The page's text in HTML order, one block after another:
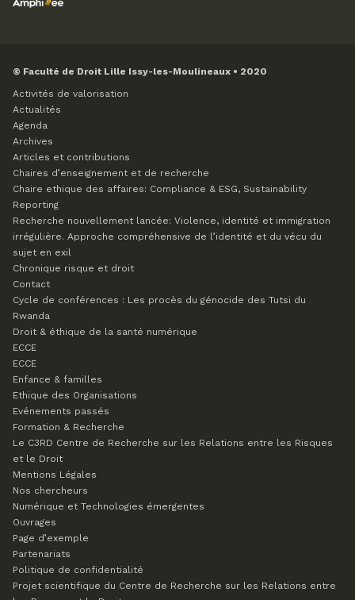
© Faculté de Droit Lille Issy-les-Moulineaux • 2020
Activités de valorisation
Actualités
Agenda
Archives
Articles et contributions
Chaires d’enseignement et de recherche
Chaire ethique des affaires: Compliance & ESG, Sustainability
Reporting
Recherche nouvellement lancée: Violence, identité et immigration
irrégulière. Approche compréhensive de l’identité et du vécu du
sujet en exil
Chronique risque et droit
Contact
Cycle de conférences : Les procès du génocide des Tutsi du
Rwanda
Droit & éthique de la santé numérique
ECCE
ECCE
Enfance & familles
Ethique des Organisations
Evénements passés
Formation & Recherche
Le C3RD Centre de Recherche sur les Relations entre les Risques
et le Droit
Mentions Légales
Nos chercheurs
Numérique et Technologies émergentes
Ouvrages
Page d’exemple
Partenariats
Politique de confidentialité
Projet scientifique du Centre de Recherche sur les Relations entre